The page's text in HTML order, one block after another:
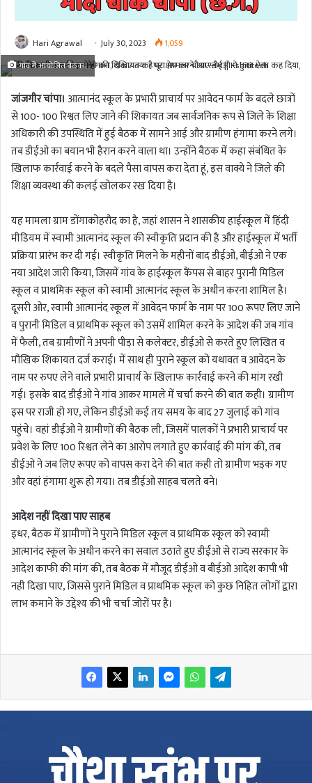
Hari Agrawal July 30, 2023 1,059
गांव में आयोजित बैठक।
जांजगीर चांपा। आत्मानंद स्कूल के प्रभारी प्राचार्य पर आवेदन फार्म के बदले छात्रों
से 100- 100 रिश्वत लिए जाने की शिकायत जब सार्वजनिक रूप से जिले के शिक्षा
अधिकारी की उपस्थिति में हुई बैठक में सामने आई और ग्रामीण हंगामा करने लगे।
तब डीईओ का बयान भी हैरान करने वाला था। उन्होंने बैठक में कहा संबंधित के
खिलाफ कार्रवाई करने के बदले पैसा वापस करा देता हूं, इस वाक्ये ने जिले की
शिक्षा व्यवस्था की कलई खोलकर रख दिया है।
यह मामला ग्राम डोंगाकोहरौद का है, जहां शासन ने शासकीय हाईस्कूल में हिंदी
मीडियम में स्वामी आत्मानंद स्कूल की स्वीकृति प्रदान की है और हाईस्कूल में भर्ती
प्रक्रिया प्रारंभ कर दी गई। स्वीकृति मिलने के महीनों बाद डीईओ, बीईओ ने एक
नया आदेश जारी किया, जिसमें गांव के हाईस्कूल कैंपस से बाहर पुरानी मिडिल
स्कूल व प्राथमिक स्कूल को स्वामी आत्मानंद स्कूल के अधीन करना शामिल है।
दूसरी ओर, स्वामी आत्मानंद स्कूल में आवेदन फार्म के नाम पर 100 रूपए लिए जाने
व पुरानी मिडिल व प्राथमिक स्कूल को उसमें शामिल करने के आदेश की जब गांव
में फैली, तब ग्रामीणों ने अपनी पीड़ा से कलेक्टर, डीईओ से करते हुए लिखित व
मौखिक शिकायत दर्ज कराई। में साथ ही पुराने स्कूल को यथावत व आवेदन के
नाम पर रुपए लेने वाले प्रभारी प्राचार्य के खिलाफ कार्रवाई करने की मांग रखी
गई। इसके बाद डीईओ ने गांव आकर मामले में चर्चा करने की बात कही। ग्रामीण
इस पर राजी हो गए, लेकिन डीईओ कई तय समय के बाद 27 जुलाई को गांव
पहुंचे। वहां डीईओ ने ग्रामीणों की बैठक ली, जिसमें पालकों ने प्रभारी प्राचार्य पर
प्रवेश के लिए 100 रिश्वत लेने का आरोप लगाते हुए कार्रवाई की मांग की, तब
डीईओ ने जब लिए रूपए को वापस करा देने की बात कही तो ग्रामीण भड़क गए
और वहां हंगामा शुरू हो गया। तब डीईओ साहब चलते बने।
आदेश नहीं दिखा पाए साहब
इधर, बैठक में ग्रामीणों ने पुराने मिडिल स्कूल व प्राथमिक स्कूल को स्वामी
आत्मानंद स्कूल के अधीन करने का सवाल उठाते हुए डीईओ से राज्य सरकार के
आदेश काफी की मांग की, तब बैठक में मौजूद डीईओ व बीईओ आदेश कापी भी
नही दिखा पाए, जिससे पुराने मिडिल व प्राथमिक स्कूल को कुछ निहित लोगों द्वारा
लाभ कमाने के उद्देश्य की भी चर्चा जोरों पर है।